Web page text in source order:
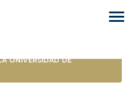
Universidad de